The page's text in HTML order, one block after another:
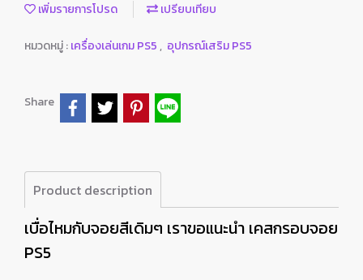
เพิ่มรายการโปรด เปรียบเทียบ
หมวดหมู่ :เครื่องเล่นเกม PS5 , อุปกรณ์เสริม PS5
Share
Product description
เบื่อไหมกับจอยสีเดิมๆ เราขอแนะนำ เคสกรอบจอย
PS5